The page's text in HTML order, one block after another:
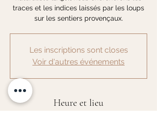
traces et les indices laissés par les loups
sur les sentiers provençaux.
Les inscriptions sont closes
Voir d'autres événements
Heure et lieu